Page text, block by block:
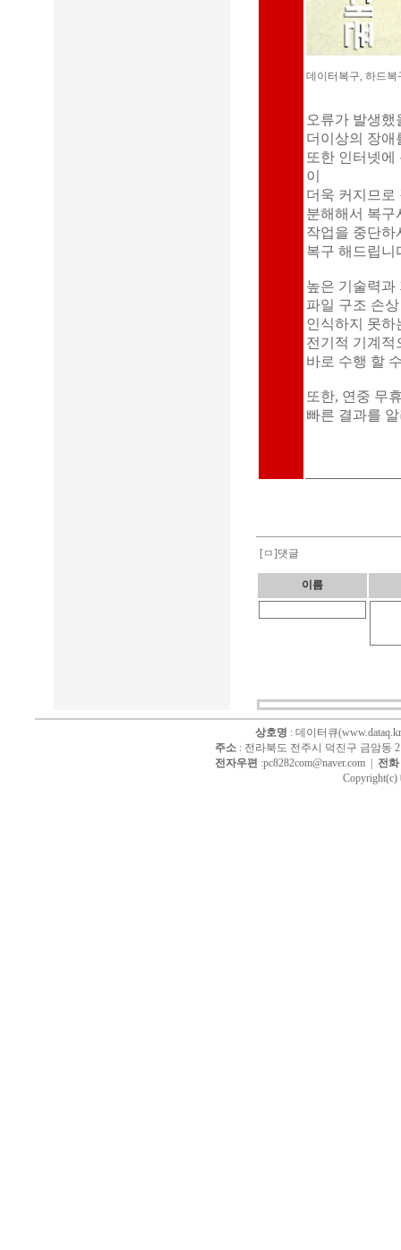
데이터복구, 하드복
오류가 발생했
더이상의 장애
또한 인터넷
이
더욱 커지므로
분해해서 복구
작업을 중단하
복구 해드립니
높은 기술력과
파일 구조 손
인식하지 못
전기적 기계적
바로 수행 할
또한, 연중 무
빠른 결과를
[ㅁ]댓글
이름
상호명 : 데이터큐
주소 : 전라북도 전주시 덕진구 금암동
전자우편 :pc8282com@naver.com | 전화
Copyright(c)